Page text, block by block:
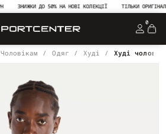
ЗНИЖКИ ДО 50% НА НОВІ КОЛЕКЦІЇ ТІЛЬКИ
0
Чоловікам Одяг Худі Худі